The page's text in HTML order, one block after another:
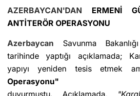
AZERBAYCAN'DAN ERMENİ
ANTİTERÖR OPERASYONU
Azerbaycan Savunma
tarihinde yaptığı açıklamada;
yapıyı yeniden tesis etmek